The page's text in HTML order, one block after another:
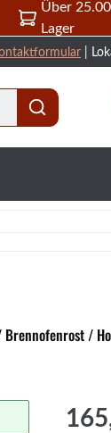
Über
Lager
|
/